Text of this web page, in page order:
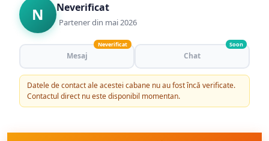
N Neverificat
Partener din mai 2026
Mesaj
Neverificat
Chat
Soon
Datele de contact ale acestei cabane nu au fost încă verificate.
Contactul direct nu este disponibil momentan.